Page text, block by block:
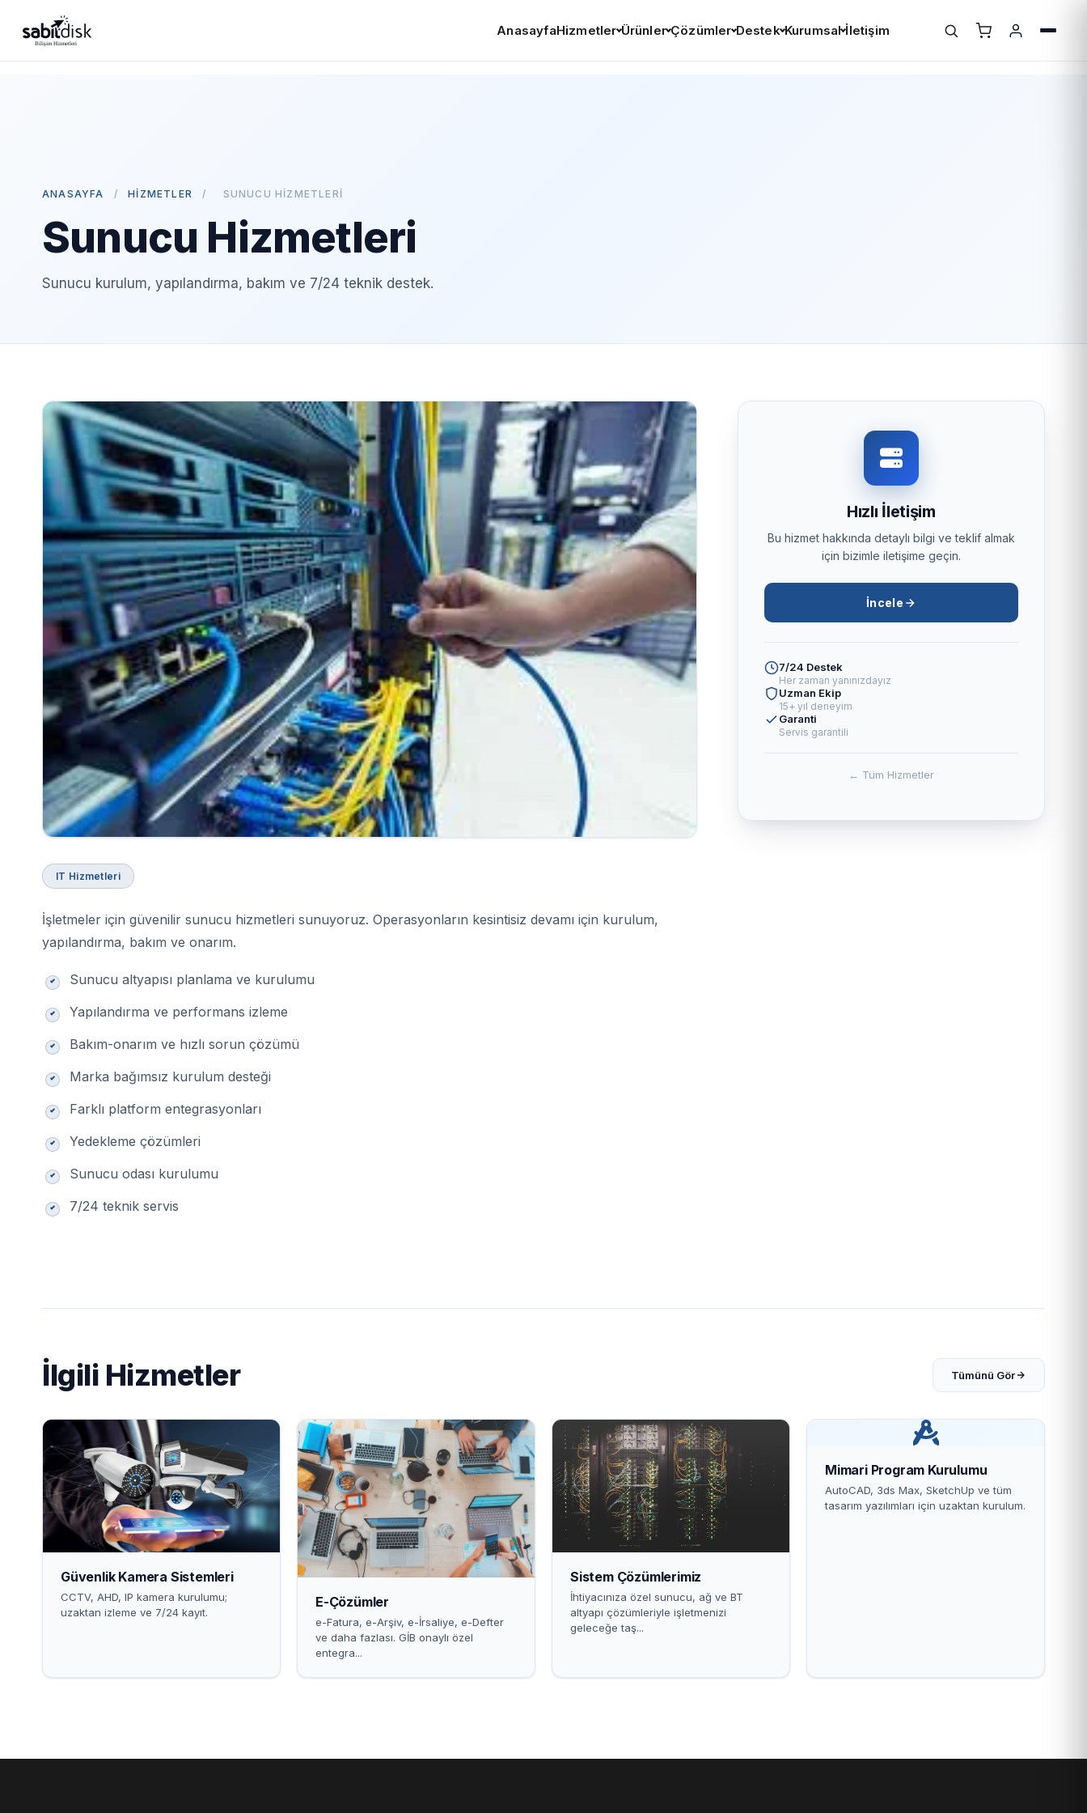
AnasayfaHizmetler Ürünler Çözümler Destek Kurumsal İletişim
ANASAYFA / HIZMETLER / SUNUCU HIZMETLERI
Sunucu Hizmetleri
Sunucu kurulum, yapılandırma, bakım ve 7/24 teknik destek.
IT Hizmetleri
İşletmeler için güvenilir sunucu hizmetleri sunuyoruz. Operasyonların kesintisiz devamı için kurulum,
yapılandırma, bakım ve onarım.
Sunucu altyapısı planlama ve kurulumu
Yapılandırma ve performans izleme
Bakım-onarım ve hızlı sorun çözümü
Marka bağımsız kurulum desteği
Farklı platform entegrasyonları
Yedekleme çözümleri
Sunucu odası kurulumu
7/24 teknik servis
Hızlı İletişim
Bu hizmet hakkında detaylı bilgi ve teklif almak
için bizimle iletişime geçin.
İncele
7/24 Destek
Her zaman yanınızdayız
Uzman Ekip
15+ yıl deneyim
Garanti
Servis garantili
← Tüm Hizmetler
İlgili Hizmetler Tümünü Gör
Güvenlik Kamera Sistemleri
CCTV, AHD, IP kamera kurulumu;
uzaktan izleme ve 7/24 kayıt.
E-Çözümler
e-Fatura, e-Arşiv, e-İrsaliye, e-Defter
ve daha fazlası. GİB onaylı özel
entegra...
Sistem Çözümlerimiz
İhtiyacınıza özel sunucu, ağ ve BT
altyapı çözümleriyle işletmenizi
geleceğe taş...
Mimari Program Kurulumu
AutoCAD, 3ds Max, SketchUp ve tüm
tasarım yazılımları için uzaktan kurulum.